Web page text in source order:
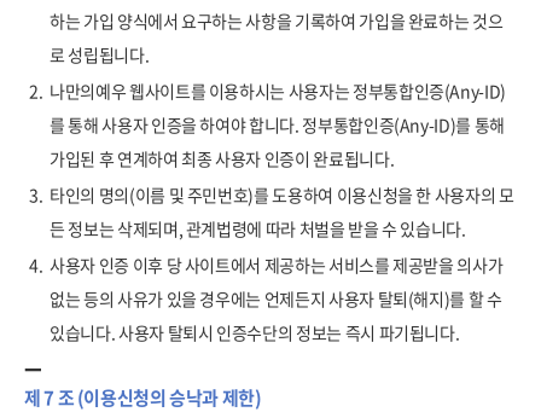
하는 가입 양식에서 요구하는 사항을 기록하여 가입을 완료하는 것으
로 성립됩니다.
2. 나만의예우 웹사이트를 이용하시는 사용자는 정부통합인증(Any-ID)
를 통해 사용자 인증을 하여야 합니다. 정부통합인증(Any-ID)를 통해
가입된 후 연계하여 최종 사용자 인증이 완료됩니다.
3. 타인의 명의(이름 및 주민번호)를 도용하여 이용신청을 한 사용자의 모
든 정보는 삭제되며, 관계법령에 따라 처벌을 받을 수 있습니다.
4. 사용자 인증 이후 당 사이트에서 제공하는 서비스를 제공받을 의사가
없는 등의 사유가 있을 경우에는 언제든지 사용자 탈퇴(해지)를 할 수
있습니다. 사용자 탈퇴시 인증수단의 정보는 즉시 파기됩니다.
제 7 조 (이용신청의 승낙과 제한)